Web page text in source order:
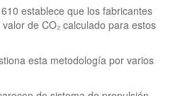
establece que los fabricantes
de CO₂ calculado para estos
esta metodología por varios